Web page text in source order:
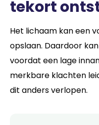
tekort
Het lichaam kan een
opslaan. Daardoor
voordat een lage
merkbare klachten
dit anders verlopen.